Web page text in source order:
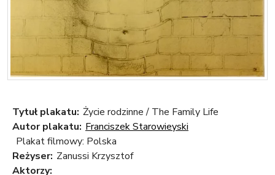
Tytuł plakatu: Życie rodzinne / The Family Life
Autor plakatu: Franciszek Starowieyski
Plakat filmowy: Polska
Reżyser: Zanussi Krzysztof
Aktorzy: